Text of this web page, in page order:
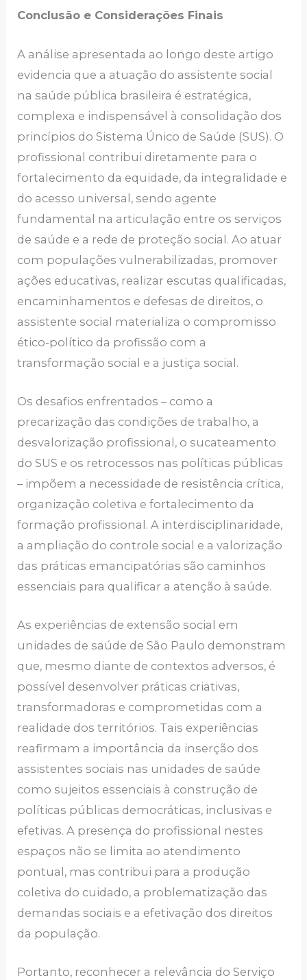
Conclusão e Considerações Finais
A análise apresentada ao longo deste artigo
evidencia que a atuação do assistente social
na saúde pública brasileira é estratégica,
complexa e indispensável à consolidação dos
princípios do Sistema Único de Saúde (SUS). O
profissional contribui diretamente para o
fortalecimento da equidade, da integralidade e
do acesso universal, sendo agente
fundamental na articulação entre os serviços
de saúde e a rede de proteção social. Ao atuar
com populações vulnerabilizadas, promover
ações educativas, realizar escutas qualificadas,
encaminhamentos e defesas de direitos, o
assistente social materializa o compromisso
ético-político da profissão com a
transformação social e a justiça social.
Os desafios enfrentados – como a
precarização das condições de trabalho, a
desvalorização profissional, o sucateamento
do SUS e os retrocessos nas políticas públicas
– impõem a necessidade de resistência crítica,
organização coletiva e fortalecimento da
formação profissional. A interdisciplinaridade,
a ampliação do controle social e a valorização
das práticas emancipatórias são caminhos
essenciais para qualificar a atenção à saúde.
As experiências de extensão social em
unidades de saúde de São Paulo demonstram
que, mesmo diante de contextos adversos, é
possível desenvolver práticas criativas,
transformadoras e comprometidas com a
realidade dos territórios. Tais experiências
reafirmam a importância da inserção dos
assistentes sociais nas unidades de saúde
como sujeitos essenciais à construção de
políticas públicas democráticas, inclusivas e
efetivas. A presença do profissional nestes
espaços não se limita ao atendimento
pontual, mas contribui para a produção
coletiva do cuidado, a problematização das
demandas sociais e a efetivação dos direitos
da população.
Portanto, reconhecer a relevância do Serviço